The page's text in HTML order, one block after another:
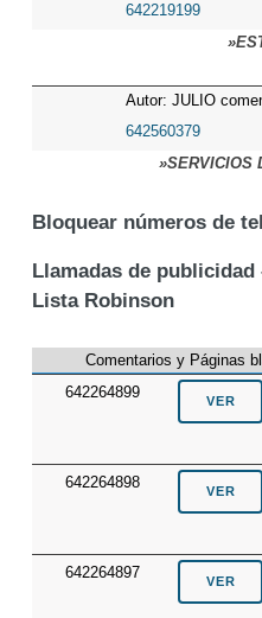
642219199
Autor: JULIO
642560379
»SERVICIOS
Bloquear números de
Llamadas de
Lista Robinson
Comentarios y Páginas
642264899
642264898
642264897